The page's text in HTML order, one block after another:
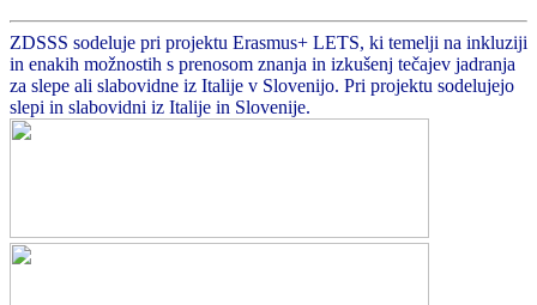
ZDSSS sodeluje pri projektu Erasmus+ LETS, ki temelji na inkluziji
in enakih možnostih s prenosom znanja in izkušenj tečajev jadranja
za slepe ali slabovidne iz Italije v Slovenijo. Pri projektu sodelujejo
slepi in slabovidni iz Italije in Slovenije.